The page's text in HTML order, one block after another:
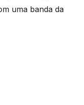
uma banda da